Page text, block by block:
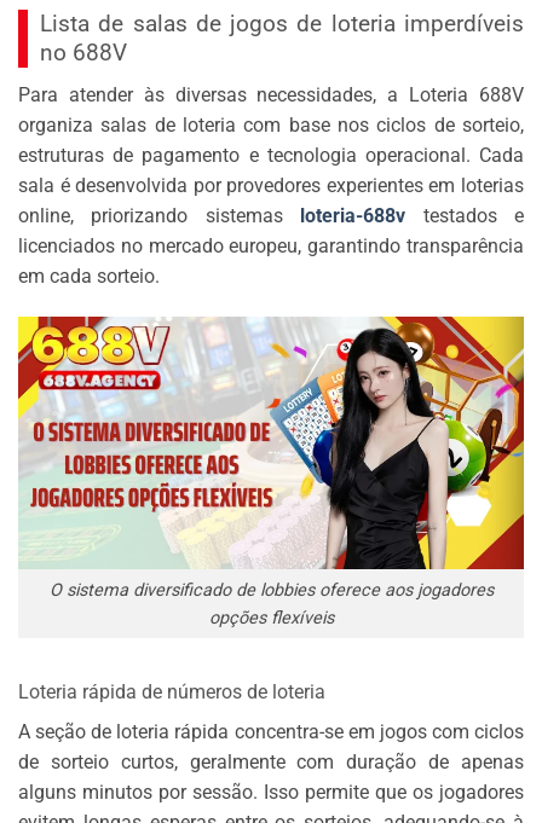
Lista de salas de jogos de loteria imperdíveis
no 688V
Para atender às diversas necessidades, a Loteria 688V
organiza salas de loteria com base nos ciclos de sorteio,
estruturas de pagamento e tecnologia operacional. Cada
sala é desenvolvida por provedores experientes em loterias
online, priorizando sistemas loteria-688v
testados e
licenciados no mercado europeu, garantindo transparência
em cada sorteio.
O sistema diversificado de lobbies oferece aos jogadores
opções flexíveis
Loteria rápida de números de loteria
A seção de loteria rápida concentra-se em jogos com ciclos
de sorteio curtos, geralmente com duração de apenas
alguns minutos por sessão. Isso permite que os jogadores